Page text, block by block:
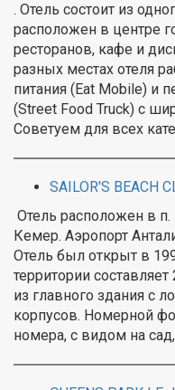
. Отель состоит из
расположен в центре
ресторанов, кафе и
разных местах отеля
питания (Eat Mobile) и
(Street Food Truck) с
Советуем для всех
SAILOR'S BEACH
Отель расположен в
Кемер. Аэропорт
Отель был открыт в
территории
из главного здания с
корпусов. Номерной
номера, с видом на